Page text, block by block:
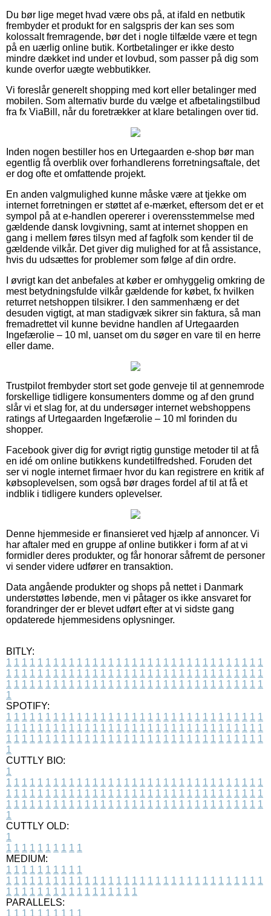
Du bør lige meget hvad være obs på, at ifald en netbutik
frembyder et produkt for en salgspris der kan ses som
kolossalt fremragende, bør det i nogle tilfælde være et tegn
på en uærlig online butik. Kortbetalinger er ikke desto
mindre dækket ind under et lovbud, som passer på dig som
kunde overfor uægte webbutikker.
Vi foreslår generelt shopping med kort eller betalinger med
mobilen. Som alternativ burde du vælge et afbetalingstilbud
fra fx ViaBill, når du foretrækker at klare betalingen over tid.
Inden nogen bestiller hos en Urtegaarden e-shop bør man
egentlig få overblik over forhandlerens forretningsaftale, det
er dog ofte et omfattende projekt.
En anden valgmulighed kunne måske være at tjekke om
internet forretningen er støttet af e-mærket, eftersom det er et
sympol på at e-handlen opererer i overensstemmelse med
gældende dansk lovgivning, samt at internet shoppen en
gang i mellem føres tilsyn med af fagfolk som kender til de
gældende vilkår. Det giver dig mulighed for at få assistance,
hvis du udsættes for problemer som følge af din ordre.
I øvrigt kan det anbefales at køber er omhyggelig omkring de
mest betydningsfulde vilkår gældende for købet, fx hvilken
returret netshoppen tilsikrer. I den sammenhæng er det
desuden vigtigt, at man stadigvæk sikrer sin faktura, så man
fremadrettet vil kunne bevidne handlen af Urtegaarden
Ingefærolie – 10 ml, uanset om du søger en vare til en herre
eller dame.
Trustpilot frembyder stort set gode genveje til at gennemrode
forskellige tidligere konsumenters domme og af den grund
slår vi et slag for, at du undersøger internet webshoppens
ratings af Urtegaarden Ingefærolie – 10 ml forinden du
shopper.
Facebook giver dig for øvrigt rigtig gunstige metoder til at få
en idé om online butikkens kundetilfredshed. Foruden det
ser vi nogle internet firmaer hvor du kan registrere en kritik af
købsoplevelsen, som også bør drages fordel af til at få et
indblik i tidligere kunders oplevelser.
Denne hjemmeside er finansieret ved hjælp af annoncer. Vi
har aftaler med en gruppe af online butikker i form af at vi
formidler deres produkter, og får honorar såfremt de personer
vi sender videre udfører en transaktion.
Data angående produkter og shops på nettet i Danmark
understøttes løbende, men vi påtager os ikke ansvaret for
forandringer der er blevet udført efter at vi sidste gang
opdaterede hjemmesidens oplysninger.
BITLY:
1 1 1 1 1 1 1 1 1 1 1 1 1 1 1 1 1 1 1 1 1 1 1 1 1 1 1 1 1 1 1 1 1
1 1 1 1 1 1 1 1 1 1 1 1 1 1 1 1 1 1 1 1 1 1 1 1 1 1 1 1 1 1 1 1 1
1 1 1 1 1 1 1 1 1 1 1 1 1 1 1 1 1 1 1 1 1 1 1 1 1 1 1 1 1 1 1 1 1
1
SPOTIFY:
1 1 1 1 1 1 1 1 1 1 1 1 1 1 1 1 1 1 1 1 1 1 1 1 1 1 1 1 1 1 1 1 1
1 1 1 1 1 1 1 1 1 1 1 1 1 1 1 1 1 1 1 1 1 1 1 1 1 1 1 1 1 1 1 1 1
1 1 1 1 1 1 1 1 1 1 1 1 1 1 1 1 1 1 1 1 1 1 1 1 1 1 1 1 1 1 1 1 1
1
CUTTLY BIO:
1
1 1 1 1 1 1 1 1 1 1 1 1 1 1 1 1 1 1 1 1 1 1 1 1 1 1 1 1 1 1 1 1 1
1 1 1 1 1 1 1 1 1 1 1 1 1 1 1 1 1 1 1 1 1 1 1 1 1 1 1 1 1 1 1 1 1
1 1 1 1 1 1 1 1 1 1 1 1 1 1 1 1 1 1 1 1 1 1 1 1 1 1 1 1 1 1 1 1 1
1
CUTTLY OLD:
1
1 1 1 1 1 1 1 1 1 1
MEDIUM:
1 1 1 1 1 1 1 1 1 1
1 1 1 1 1 1 1 1 1 1 1 1 1 1 1 1 1 1 1 1 1 1 1 1 1 1 1 1 1 1 1 1 1
1 1 1 1 1 1 1 1 1 1 1 1 1 1 1 1 1
PARALLELS:
1 1 1 1 1 1 1 1 1 1